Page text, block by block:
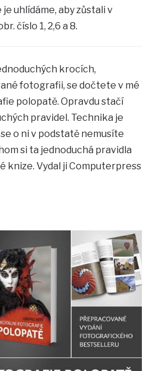
uhlídáme, aby zůstali v
číslo 1, 2,6 a 8.
krocích,
fotografii, se dočtete v mé
polopatě. Opravdu stačí
pravidel. Technika je
o ni v podstatě nemusíte
si ta jednoduchá pravidla
knize. Vydal ji Computerpress